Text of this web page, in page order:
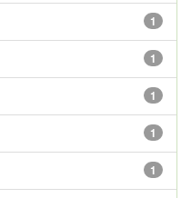
1
1
1
1
1